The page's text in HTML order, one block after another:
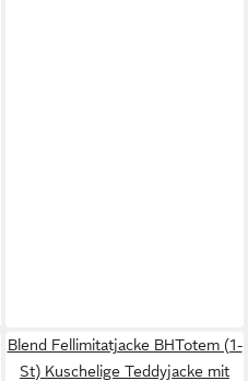
Blend Fellimitatjacke BHTotem (1-
St) Kuschelige Teddyjacke mit